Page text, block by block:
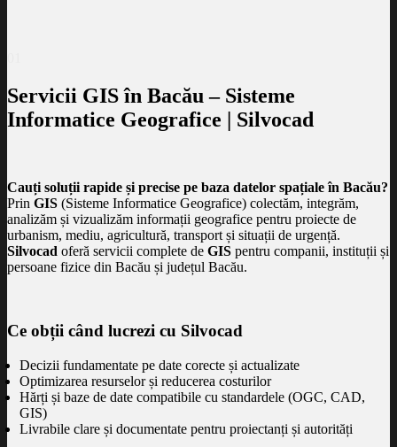
Servicii GIS în Bacău – Sisteme
Informatice Geografice | Silvocad
Cauți soluții rapide și precise pe baza datelor spațiale în Bacău?
Prin GIS (Sisteme Informatice Geografice) colectăm, integrăm,
analizăm și vizualizăm informații geografice pentru proiecte de
urbanism, mediu, agricultură, transport și situații de urgență.
Silvocad oferă servicii complete de GIS pentru companii, instituții și
persoane fizice din Bacău și județul Bacău.
Ce obții când lucrezi cu Silvocad
Decizii fundamentate pe date corecte și actualizate
Optimizarea resurselor și reducerea costurilor
Hărți și baze de date compatibile cu standardele (OGC, CAD,
GIS)
Livrabile clare și documentate pentru proiectanți și autorități